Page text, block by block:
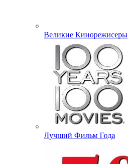
Великие Кинорежисеры
Лучший Фильм Года